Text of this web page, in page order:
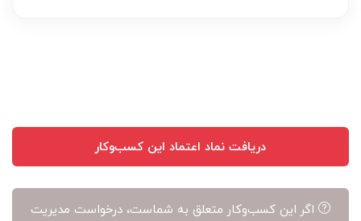
دریافت نماد اعتماد این کسب‌وکار
اگر این کسب‌وکار متعلق به شماست، درخواست مدیریت